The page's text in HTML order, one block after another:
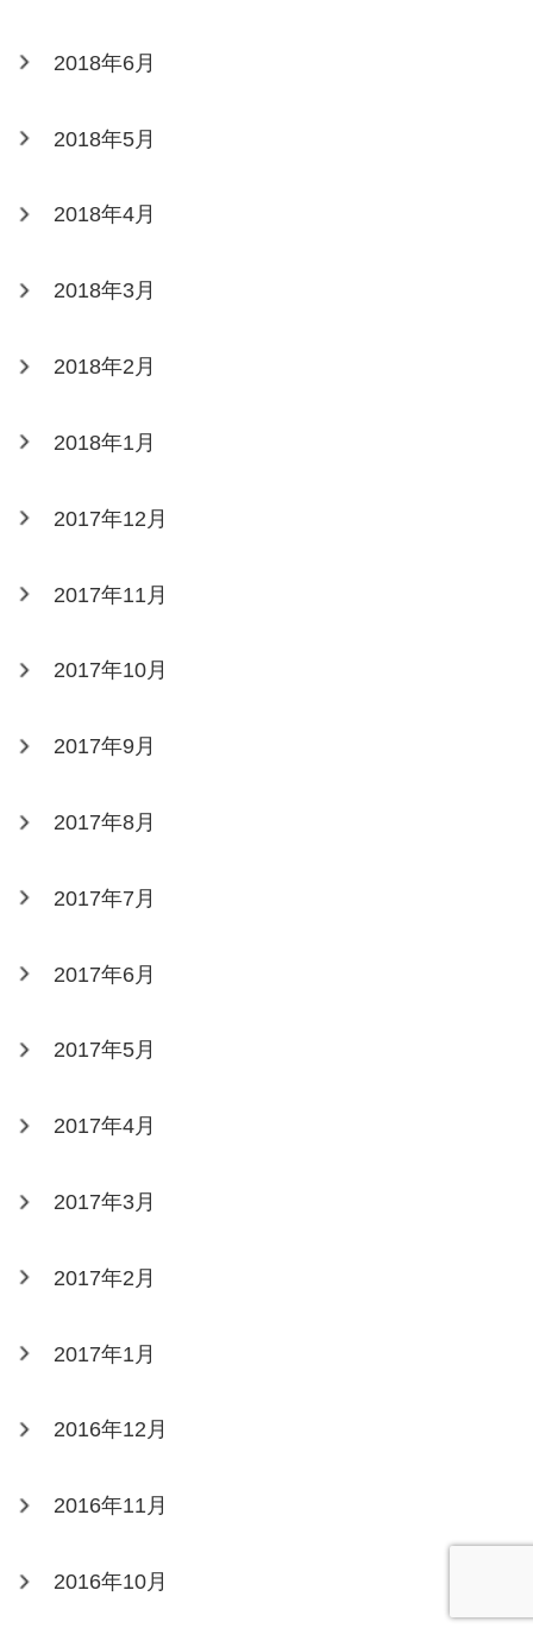
2018年6月
2018年5月
2018年4月
2018年3月
2018年2月
2018年1月
2017年12月
2017年11月
2017年10月
2017年9月
2017年8月
2017年7月
2017年6月
2017年5月
2017年4月
2017年3月
2017年2月
2017年1月
2016年12月
2016年11月
2016年10月